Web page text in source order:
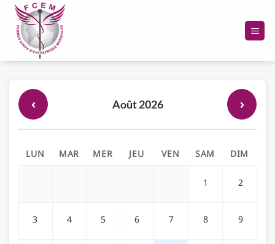
Passer
contenu
‹ Août 2026 ›
LUN MAR MER JEU VEN SAM DIM
1 2
3 4 5 6 7 8 9